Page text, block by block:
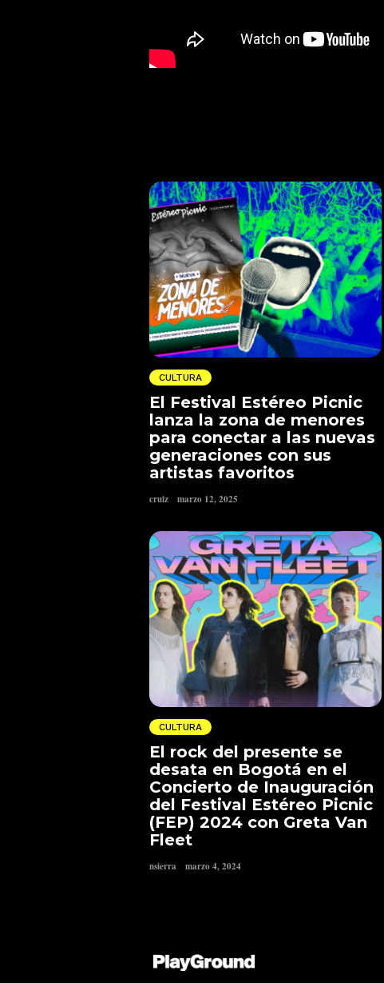
CULTURA
El Festival Estéreo Picnic
lanza la zona de menores
para conectar a las nuevas
generaciones con sus
artistas favoritos
cruiz marzo 12, 2025
CULTURA
El rock del presente se
desata en Bogotá en el
Concierto de Inauguración
del Festival Estéreo Picnic
(FEP) 2024 con Greta Van
Fleet
nsierra marzo 4, 2024